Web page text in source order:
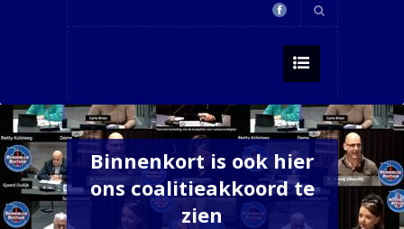
Binnenkort is ook hier
ons coalitieakkoord te
zien